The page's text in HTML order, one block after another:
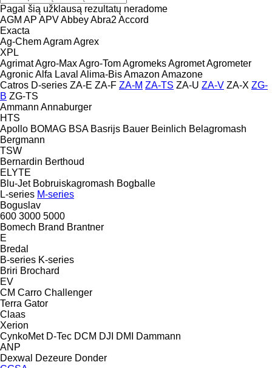
Pagal šią užklausą rezultatų neradome
AGM AP APVAbbeyAbra2 Accord
Exacta
Ag-ChemAgramAgrex
XPL
AgrimatAgro-MaxAgro-TomAgromeksAgrometAgrometer
AgronicAlfa Laval Alima-BisAmazon Amazone
Catros D-series ZA-E ZA-F ZA-M ZA-TS ZA-U ZA-V ZA-X ZG-
B ZG-TS
Ammann Annaburger
HTS
Apollo BOMAG BSA Basrijs Bauer Beinlich Belagromash
Bergmann
TSW
Bernardin Berthoud
ELYTE
Blu-Jet Bobruiskagromash Bogballe
L-series M-series
Boguslav
600 3000 5000
Bomech Brand Brantner
E
Bredal
B-series K-series
Briri Brochard
EV
CM Carro Challenger
Terra Gator
Claas
Xerion
CynkoMet D-Tec DCM DJI DMI
Dammann
ANP
Dexwal
Dezeure Donder